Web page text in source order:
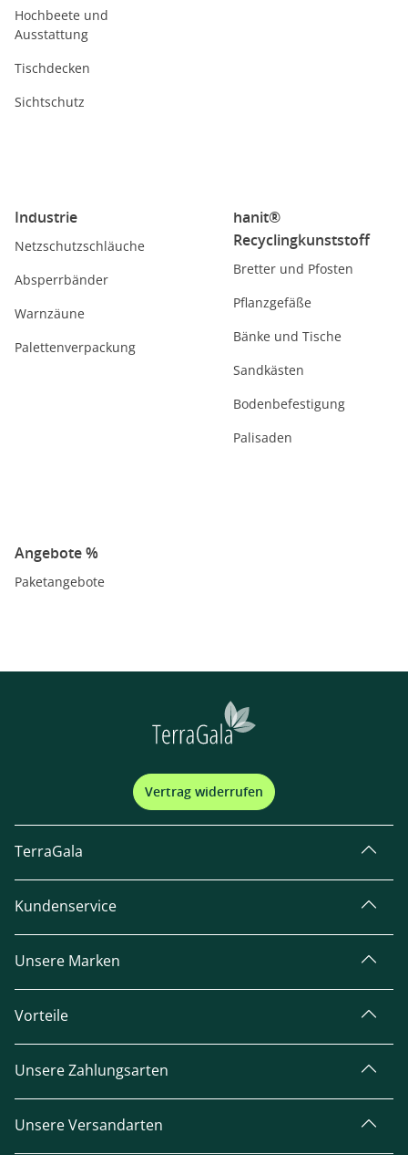
Hochbeete und
Ausstattung
Tischdecken
Sichtschutz
Industrie
Netzschutzschläuche
Absperrbänder
Warnzäune
Palettenverpackung
hanit®
Recyclingkunststoff
Bretter und Pfosten
Pflanzgefäße
Bänke und Tische
Sandkästen
Bodenbefestigung
Palisaden
Angebote %
Paketangebote
Vertrag widerrufen
TerraGala
Kundenservice
Unsere Marken
Vorteile
Unsere Zahlungsarten
Unsere Versandarten